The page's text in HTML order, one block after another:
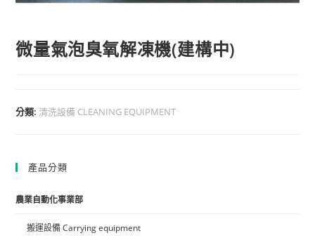
微量氣泡臭氧解凍機(建構中)
分類:清洗設備 CLEANING EQUIPMENT
產品分類
農業自動化事業部
搬運設備 Carrying equipment